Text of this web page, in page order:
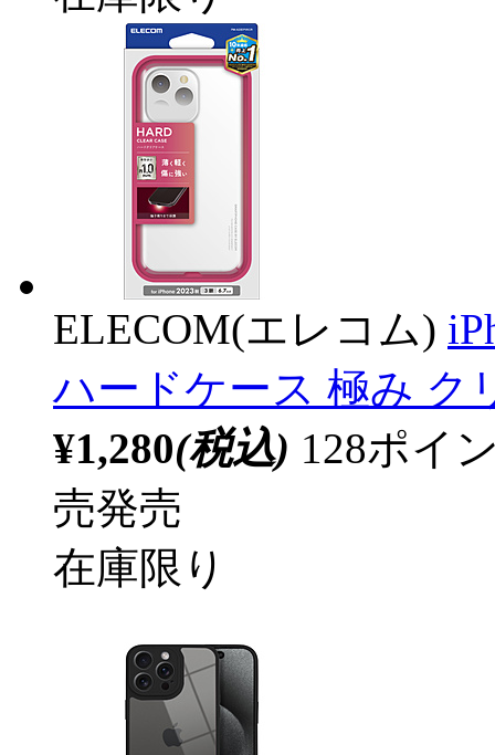
ELECOM(エレコム)
ハードケース 極み ク
¥1,280(税込) 128ポイ
売発売
在庫限り